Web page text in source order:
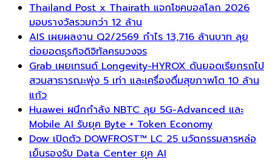
Thailand Post x Thairath แจกโชคบอลโลก 2026
มอบรางวัลรวมกว่า 12 ล้าน
AIS เผยผลงาน Q2/2569 กำไร 13,716 ล้านบาท ลุย
ต่อยอดธุรกิจดิจิทัลครบวงจร
Grab เผยเทรนด์ Longevity-HYROX ดันยอดเรียกรถไป
สวนสาธารณะพุ่ง 5 เท่า และเครื่องดื่มสุขภาพโต 10 ล้าน
แก้ว
Huawei ผนึกกำลัง NBTC ลุย 5G-Advanced และ
Mobile AI รับยุค Byte + Token Economy
Dow เปิดตัว DOWFROST™ LC 25 นวัตกรรมสารหล่อ
เย็นรองรับ Data Center ยุค AI